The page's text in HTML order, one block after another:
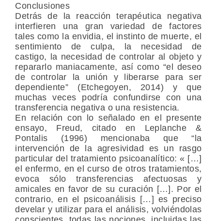
Conclusiones
Detrás de la reacción terapéutica negativa
interfieren una gran variedad de factores
tales como la envidia, el instinto de muerte, el
sentimiento de culpa, la necesidad de
castigo, la necesidad de controlar al objeto y
repararlo maniacamente, así como “el deseo
de controlar la unión y liberarse para ser
dependiente” (Etchegoyen, 2014) y que
muchas veces podría confundirse con una
transferencia negativa o una resistencia.
En relación con lo señalado en el presente
ensayo, Freud, citado en Leplanche &
Pontalis (1996) mencionaba que “la
intervención de la agresividad es un rasgo
particular del tratamiento psicoanalítico: « […]
el enfermo, en el curso de otros tratamientos,
evoca sólo transferencias afectuosas y
amicales en favor de su curación […]. Por el
contrario, en el psicoanálisis […] es preciso
develar y utilizar para el análisis, volviéndolas